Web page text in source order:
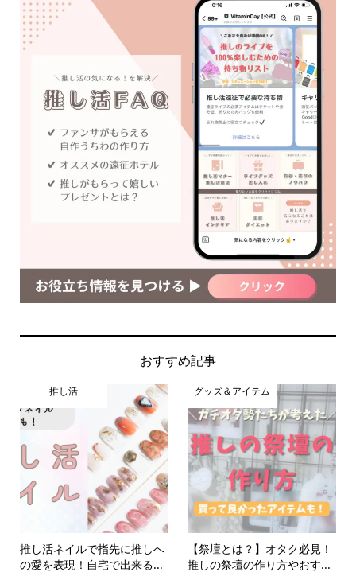
おすすめ記事
推し活
推し活ネイルで指先に推しへ
の愛を表現！自宅で出来る...
グッズ＆アイテム
【祭壇とは？】オタク必見！
推しの祭壇の作り方やおす...